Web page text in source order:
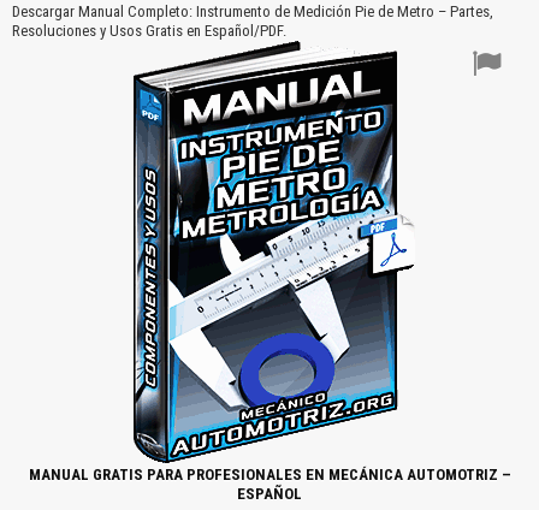
Descargar Manual Completo: Instrumento de Medición Pie de Metro – Partes,
Resoluciones y Usos Gratis en Español/PDF.
MANUAL GRATIS PARA PROFESIONALES EN MECÁNICA AUTOMOTRIZ –
ESPAÑOL